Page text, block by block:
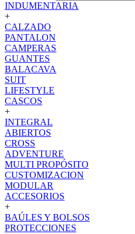
INDUMENTARIA
+
CALZADO
PANTALON
CAMPERAS
GUANTES
BALACAVA
SUIT
LIFESTYLE
CASCOS
+
INTEGRAL
ABIERTOS
CROSS
ADVENTURE
MULTI PROPÓSITO
CUSTOMIZACION
MODULAR
ACCESORIOS
+
BAÚLES Y BOLSOS
PROTECCIONES